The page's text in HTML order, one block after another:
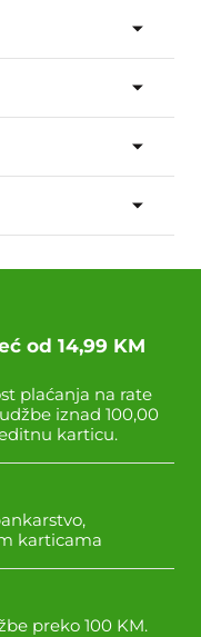
od 14,99 KM
plaćanja na rate
iznad 100,00
karticu.
karticama
preko 100 KM.